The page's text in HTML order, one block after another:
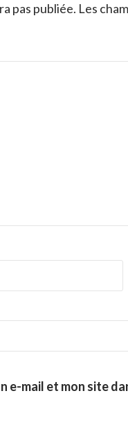
pas publiée. Les
e-mail et mon site